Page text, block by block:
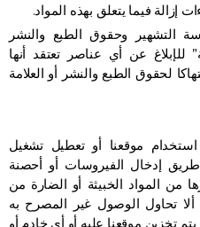
إزالة فيما يتعلق بهذه المواد.
التشهير وحقوق الطبع والنشر
للإبلاغ عن أي عناصر تعتقد أنها
لحقوق الطبع والنشر أو العلامة
موقعنا أو تعطيل تشغيل
إدخال الفيروسات أو أحصنة
من المواد الخبيثة أو الضارة من
ألا تحاول الوصول غير المصرح به
تخزين موقعنا عليه أو أي خادم أو